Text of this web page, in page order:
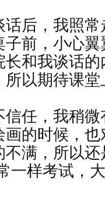
后，我照常
前，小心
长和我谈话
以期待课
任，我稍微
的时候，
满，所以
一样考试，